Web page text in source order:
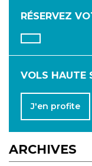
RÉSERVEZ
VOLS
J'en profite
ARCHIVES
JUILLET
OCTOBRE